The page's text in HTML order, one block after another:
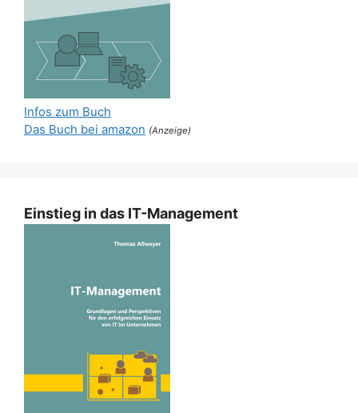
Infos zum Buch
Das Buch bei amazon (Anzeige)
Einstieg in das IT-Management